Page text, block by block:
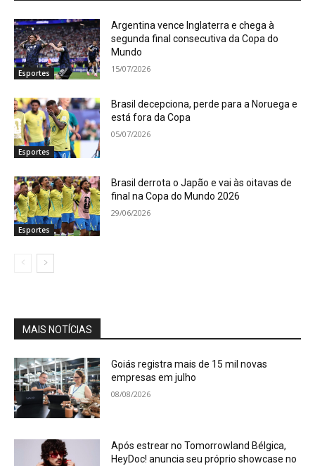
Esportes
Argentina vence Inglaterra e chega à
segunda final consecutiva da Copa do
Mundo
15/07/2026
Esportes
Brasil decepciona, perde para a Noruega e
está fora da Copa
05/07/2026
Esportes
Brasil derrota o Japão e vai às oitavas de
final na Copa do Mundo 2026
29/06/2026
MAIS NOTÍCIAS
Goiás registra mais de 15 mil novas
empresas em julho
08/08/2026
Após estrear no Tomorrowland Bélgica,
HeyDoc! anuncia seu próprio showcase no